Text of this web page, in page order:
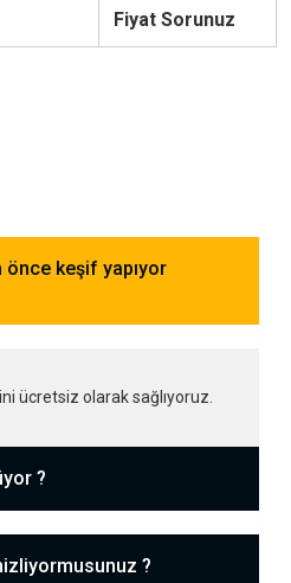
Fiyat Sorunuz
keşif yapıyor
ücretsiz olarak sağlıyoruz.
?
?